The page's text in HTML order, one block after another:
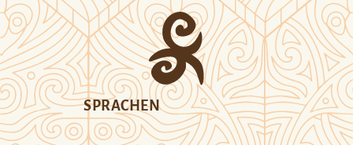
SPRACHEN